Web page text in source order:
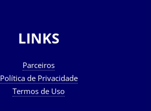
LINKS
Parceiros
Política de Privacidade
Termos de Uso